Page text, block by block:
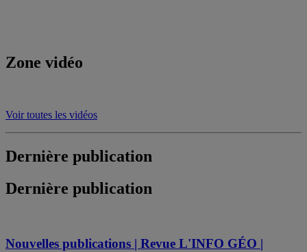
Zone vidéo
Voir toutes les vidéos
Dernière publication
Dernière publication
Nouvelles publications | Revue L'INFO GÉO |